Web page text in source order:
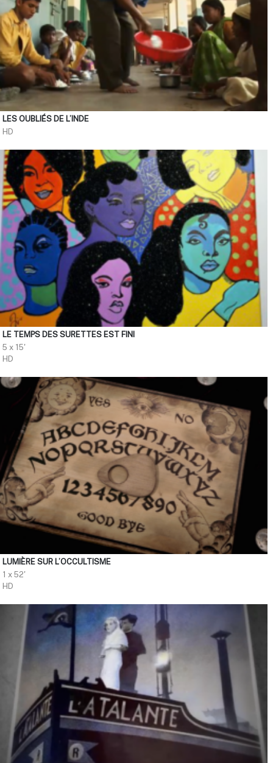
LES OUBLIÉS DE L’INDE
HD
LE TEMPS DES SURETTES EST FINI
5 x 15'
HD
LUMIÈRE SUR L’OCCULTISME
1 x 52'
HD